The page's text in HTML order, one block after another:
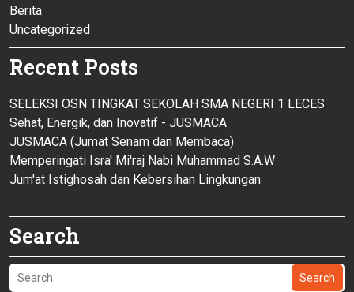
Berita
Uncategorized
Recent Posts
SELEKSI OSN TINGKAT SEKOLAH SMA NEGERI 1 LECES
Sehat, Energik, dan Inovatif - JUSMACA
JUSMACA (Jumat Senam dan Membaca)
Memperingati Isra' Mi'raj Nabi Muhammad S.A.W
Jum'at Istighosah dan Kebersihan Lingkungan
Search
Search